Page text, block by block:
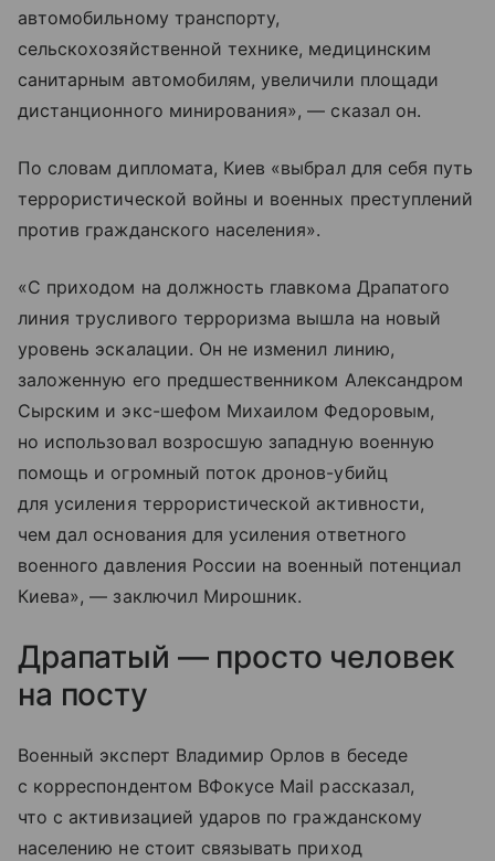
автомобильному транспорту,
сельскохозяйственной технике, медицинским
санитарным автомобилям, увеличили площади
дистанционного минирования», — сказал он.
По словам дипломата, Киев «выбрал для себя путь
террористической войны и военных преступлений
против гражданского населения».
«С приходом на должность главкома Драпатого
линия трусливого терроризма вышла на новый
уровень эскалации. Он не изменил линию,
заложенную его предшественником Александром
Сырским и экс-шефом Михаилом Федоровым,
но использовал возросшую западную военную
помощь и огромный поток дронов-убийц
для усиления террористической активности,
чем дал основания для усиления ответного
военного давления России на военный потенциал
Киева», — заключил Мирошник.
Драпатый — просто человек
на посту
Военный эксперт Владимир Орлов в беседе
с корреспондентом ВФокусе Mail рассказал,
что с активизацией ударов по гражданскому
населению не стоит связывать приход